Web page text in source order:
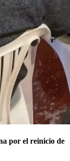
por el reinicio de